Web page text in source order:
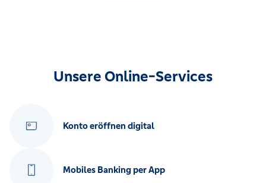
Unsere Online-Services
Konto eröffnen digital
Mobiles Banking per App